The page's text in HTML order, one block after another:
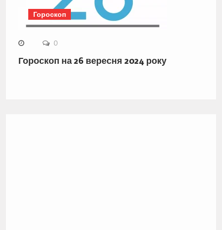
Гороскоп
0
Гороскоп на 26 вересня 2024 року